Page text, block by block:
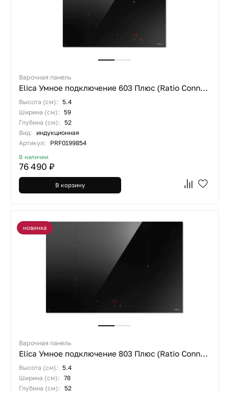
Варочная панель
Elica Умное подключение 603 Плюс (Ratio Connex 603 Plus)
Высота (см): 5.4
Ширина (см): 59
Глубина (см): 52
Вид:
индукционная
Артикул:
PRF0199854
В наличии
76 490 ₽
В корзину
новинка
Варочная панель
Elica Умное подключение 803 Плюс (Ratio Connex 803 Plus)
Высота (см): 5.4
Ширина (см): 78
Глубина (см): 52